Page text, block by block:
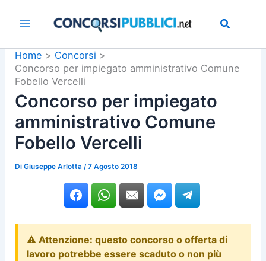
Home
Concorsi
Concorso per impiegato amministrativo Comune
Fobello Vercelli
Concorso per impiegato
amministrativo Comune
Fobello Vercelli
DiGiuseppe Arlotta /7 Agosto 2018
⚠️ Attenzione: questo concorso o offerta di
lavoro potrebbe essere scaduto o non più